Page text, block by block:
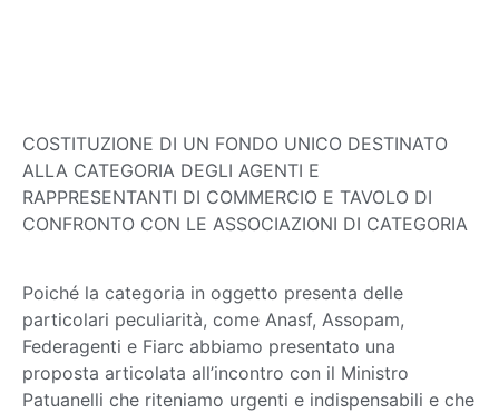
COSTITUZIONE DI UN FONDO UNICO DESTINATO
ALLA CATEGORIA DEGLI AGENTI E
RAPPRESENTANTI DI COMMERCIO E TAVOLO DI
CONFRONTO CON LE ASSOCIAZIONI DI CATEGORIA
Poiché la categoria in oggetto presenta delle
particolari peculiarità, come Anasf, Assopam,
Federagenti e Fiarc abbiamo presentato una
proposta articolata all’incontro con il Ministro
Patuanelli che riteniamo urgenti e indispensabili e che